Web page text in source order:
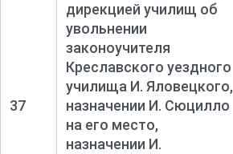
37
дирекцией училищ об
увольнении
законоучителя
Креславского уездного
училища И. Яловецкого,
назначении И. Сюцилло
на его место,
назначении И.